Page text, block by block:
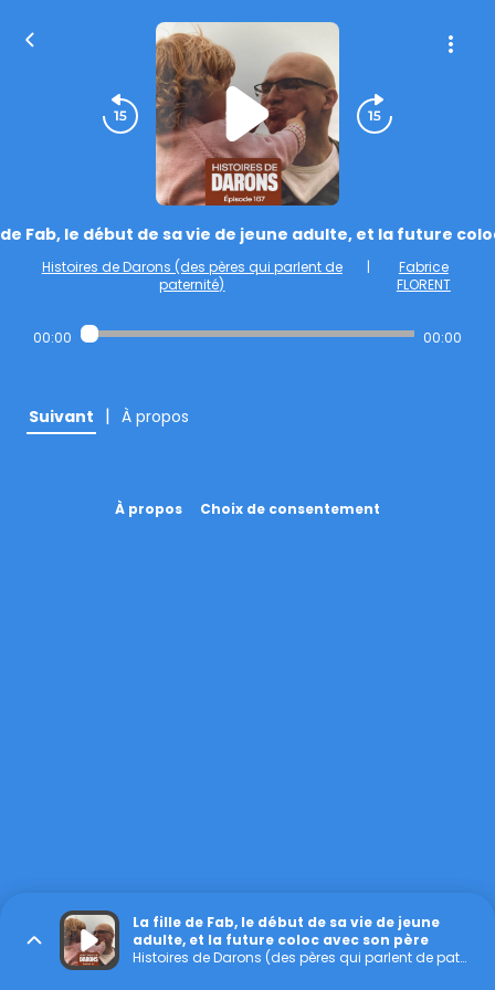
Fab, le début de sa vie de jeune adulte, et la future
Histoires de Darons (des pères qui parlent de
paternité)
|
Fabrice
FLORENT
00:00 00:00
Suivant | À propos
À propos Choix de consentement
La fille de Fab, le début de sa vie de jeune
adulte, et la future coloc avec son père
Histoires de Darons (des pères qui parlent de paternité)